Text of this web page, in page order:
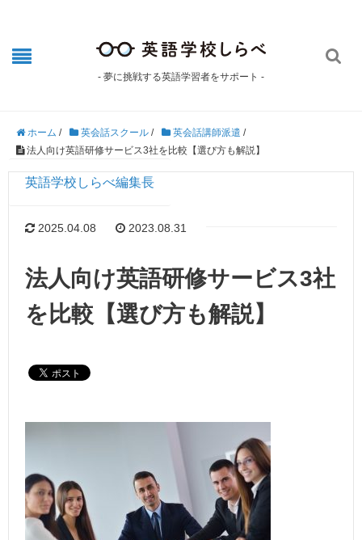
- 夢に挑戦する英語学習者をサポート -

ホーム / 英会話スクール / 英会話講師派遣 /
法人向け英語研修サービス3社を比較【選び方も解説】
英語学校しらべ編集長
2025.04.08 2023.08.31
法人向け英語研修サービス3社
を比較【選び方も解説】